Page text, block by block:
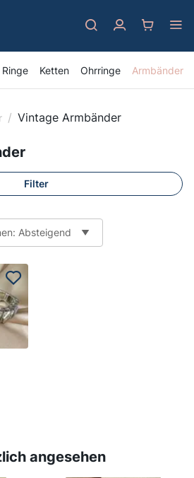
Ringe Ketten Ohrringe Armbänder
/ Vintage Armbänder
Filter
Absteigend
angesehen